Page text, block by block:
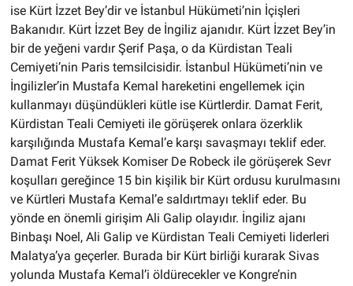
ise Kürt İzzet Bey’dir ve İstanbul Hükümeti’nin İçişleri
Bakanıdır. Kürt İzzet Bey de İngiliz ajanıdır. Kürt İzzet Bey’in
bir de yeğeni vardır Şerif Paşa, o da Kürdistan Teali
Cemiyeti’nin Paris temsilcisidir. İstanbul Hükümeti’nin ve
İngilizler’in Mustafa Kemal hareketini engellemek için
kullanmayı düşündükleri kütle ise Kürtlerdir. Damat Ferit,
Kürdistan Teali Cemiyeti ile görüşerek onlara özerklik
karşılığında Mustafa Kemal’e karşı savaşmayı teklif eder.
Damat Ferit Yüksek Komiser De Robeck ile görüşerek Sevr
koşulları gereğince 15 bin kişilik bir Kürt ordusu kurulmasını
ve Kürtleri Mustafa Kemal’e saldırtmayı teklif eder. Bu
yönde en önemli girişim Ali Galip olayıdır. İngiliz ajanı
Binbaşı Noel, Ali Galip ve Kürdistan Teali Cemiyeti liderleri
Malatya’ya geçerler. Burada bir Kürt birliği kurarak Sivas
yolunda Mustafa Kemal’i öldürecekler ve Kongre’nin